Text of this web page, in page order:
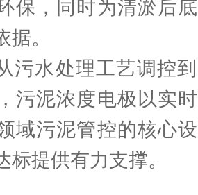
保，同时为清淤后
。
水处理工艺调控到
污泥浓度电极以实
域污泥管控的核心
标提供有力支撑。